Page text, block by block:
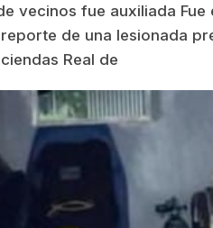
vecinos fue auxiliada Fue
de una lesionada
Real de